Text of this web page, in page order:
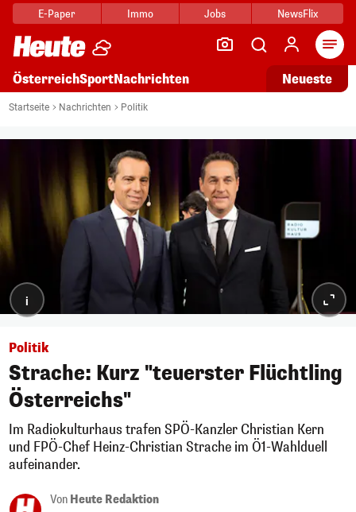
E-Paper Immo Jobs NewsFlix
ÖsterreichSportNachrichten Neueste
Startseite Nachrichten Politik
i
Politik
Strache: Kurz "teuerster Flüchtling
Österreichs"
Im Radiokulturhaus trafen SPÖ-Kanzler Christian Kern
und FPÖ-Chef Heinz-Christian Strache im Ö1-Wahlduell
aufeinander.
Von Heute Redaktion